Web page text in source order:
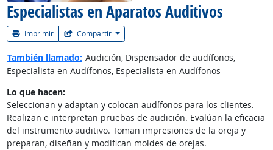
Especialistas en Aparatos Auditivos
Imprimir Compartir
También llamado: Audición, Dispensador de audífonos,
Especialista en Audífonos, Especialista en Audífonos
Lo que hacen:
Seleccionan y adaptan y colocan audífonos para los clientes.
Realizan e interpretan pruebas de audición. Evalúan la eficacia
del instrumento auditivo. Toman impresiones de la oreja y
preparan, diseñan y modifican moldes de orejas.